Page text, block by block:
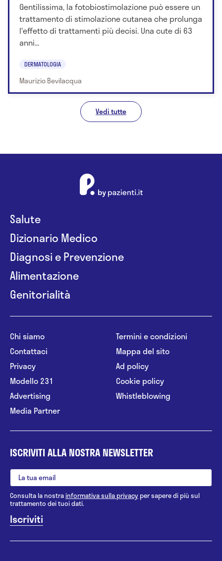
Gentilissima, la fotobiostimolazione può essere un
trattamento di stimolazione cutanea che prolunga
l'effetto di trattamenti più decisi. Una cute di 63
anni...
DERMATOLOGIA
Maurizio Bevilacqua
Vedi tutte
Salute
Dizionario Medico
Diagnosi e Prevenzione
Alimentazione
Genitorialità
Chi siamo
Contattaci
Privacy
Modello 231
Advertising
Media Partner
Termini e condizioni
Mappa del sito
Ad policy
Cookie policy
Whistleblowing
ISCRIVITI ALLA NOSTRA NEWSLETTER
Consulta la nostrainformativa sulla privacy per sapere di più sul
trattamento dei tuoi dati.